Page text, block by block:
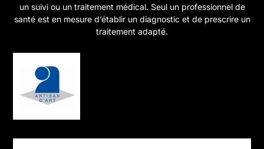
un suivi ou un traitement médical. Seul un professionnel de
santé est en mesure d’établir un diagnostic et de prescrire un
traitement adapté.